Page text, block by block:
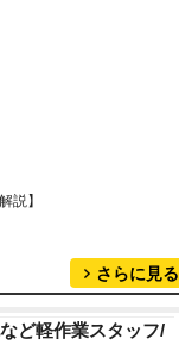
説】
さらに見る
ど軽作業スタッフ/